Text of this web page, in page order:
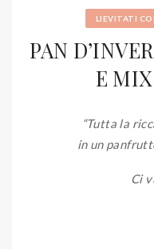
LIEVITATI
PAN
E
“Tutta la
in un
Ci